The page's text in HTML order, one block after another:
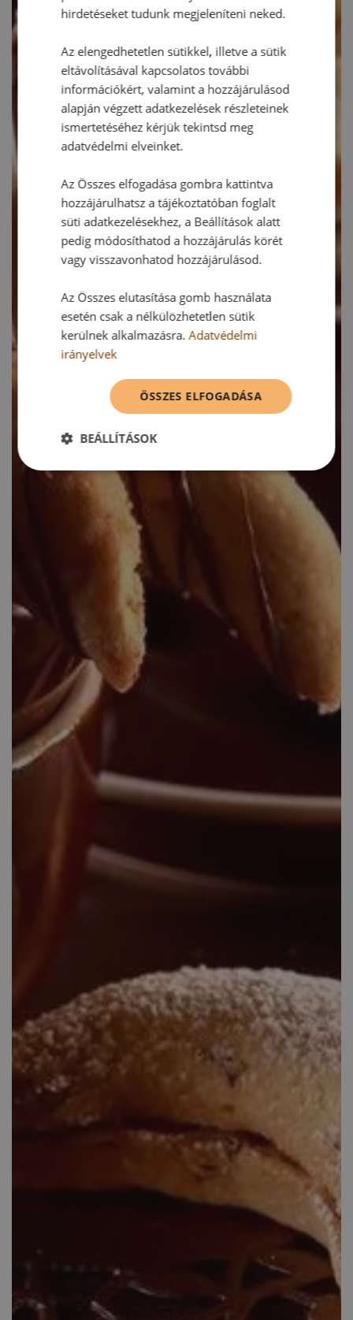
hirdetéseket tudunk megjeleníteni neked.
Az elengedhetetlen sütikkel, illetve a sütik
eltávolításával kapcsolatos további
információkért, valamint a hozzájárulásod
alapján végzett adatkezelések részleteinek
ismertetéséhez kérjük tekintsd meg
adatvédelmi elveinket.
Az Összes elfogadása gombra kattintva
hozzájárulhatsz a tájékoztatóban foglalt
süti adatkezelésekhez, a Beállítások alatt
pedig módosíthatod a hozzájárulás körét
vagy visszavonhatod hozzájárulásod.
Az Összes elutasítása gomb használata
esetén csak a nélkülözhetetlen sütik
kerülnek alkalmazásra.Adatvédelmi
irányelvek
ÖSSZES ELFOGADÁSA
BEÁLLÍTÁSOK